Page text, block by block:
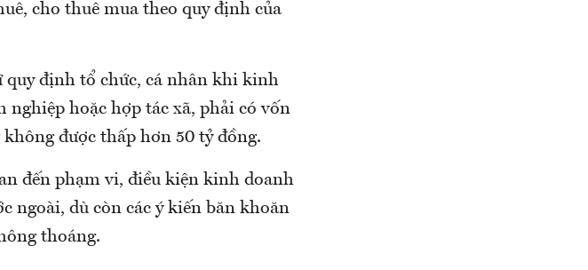
cho thuê mua theo quy định của
định tổ chức, cá nhân khi kinh
hoặc hợp tác xã, phải có vốn
được thấp hơn 50 tỷ đồng.
đến phạm vi, điều kiện kinh doanh
ngoài, dù còn các ý kiến băn khoăn
thoáng.